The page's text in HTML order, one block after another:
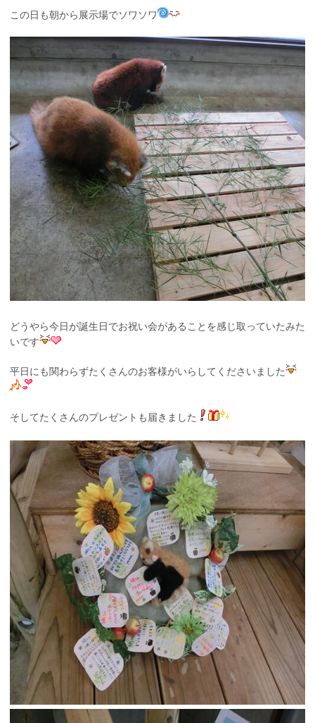
この日も朝から展示場でソワソワ
どうやら今日が誕生日でお祝い会があることを感じ取っていたみた
いです
平日にも関わらずたくさんのお客様がいらしてくださいました
そしてたくさんのプレゼントも届きました